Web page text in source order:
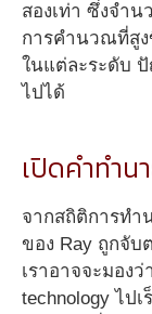
สองเท่า ซึ่งจำ
การคำนวณที่สู
ในแต่ละระดับ
ไปได้
เปิดคำทำน
จากสถิติการท
ของ Ray ถูกจับ
เราอาจจะมอง
technology ไป